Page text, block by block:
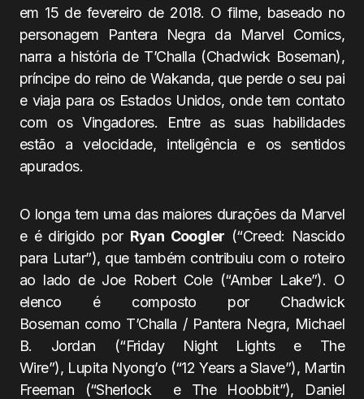
em 15 de fevereiro de 2018. O filme, baseado no
personagem Pantera Negra da Marvel Comics,
narra a história de T’Challa (Chadwick Boseman),
príncipe do reino de Wakanda, que perde o seu pai
e viaja para os Estados Unidos, onde tem contato
com os Vingadores. Entre as suas habilidades
estão a velocidade, inteligência e os sentidos
apurados.
O longa tem uma das maiores durações da Marvel
e é dirigido por Ryan Coogler (“Creed: Nascido
para Lutar”), que também contribuiu com o roteiro
ao lado de Joe Robert Cole (“Amber Lake”). O
elenco é composto por Chadwick
Boseman como T’Challa / Pantera Negra, Michael
B. Jordan (“Friday Night Lights e The
Wire”), Lupita Nyong’o (“12 Years a Slave”), Martin
Freeman (“Sherlock e The Hoobbit”), Daniel